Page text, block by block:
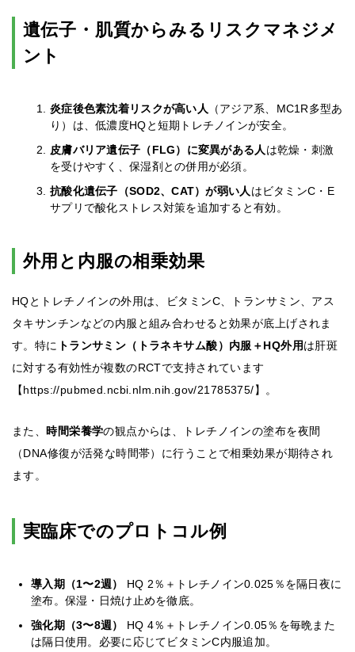
遺伝子・肌質からみるリスクマネジメ
ント
炎症後色素沈着リスクが高い人 （アジア系、MC1R多型あ
り）は、低濃度HQと短期トレチノインが安全。
皮膚バリア遺伝子（FLG）に変異がある人は乾燥・刺激
を受けやすく、保湿剤との併用が必須。
抗酸化遺伝子（SOD2、CAT）が弱い人はビタミンC・E
サプリで酸化ストレス対策を追加すると有効。
外用と内服の相乗効果
HQとトレチノインの外用は、ビタミンC、トランサミン、アス
タキサンチンなどの内服と組み合わせると効果が底上げされま
す。特に トランサミン（トラネキサム酸）内服＋HQ外用は肝斑
に対する有効性が複数のRCTで支持されています
【https://pubmed.ncbi.nlm.nih.gov/21785375/】。
また、 時間栄養学の観点からは、トレチノインの塗布を夜間
（DNA修復が活発な時間帯）に行うことで相乗効果が期待され
ます。
実臨床でのプロトコル例
導入期（1〜2週） HQ 2％＋トレチノイン0.025％を隔日夜に
塗布。保湿・日焼け止めを徹底。
強化期（3〜8週） HQ 4％＋トレチノイン0.05％を毎晩また
は隔日使用。必要に応じてビタミンC内服追加。